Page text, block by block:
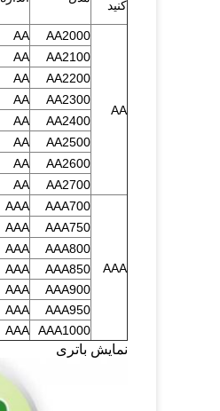
کنید
AA
AA2000
AA
AA2100
AA
AA2200
AA
AA2300
AA
AA2400
AA
AA2500
AA
AA2600
AA
AA2700
AA
AAA
AAA700
AAA
AAA750
AAA
AAA800
AAA
AAA850
AAA
AAA900
AAA
AAA950
AAA
AAA1000
AAA
نمایش باتری